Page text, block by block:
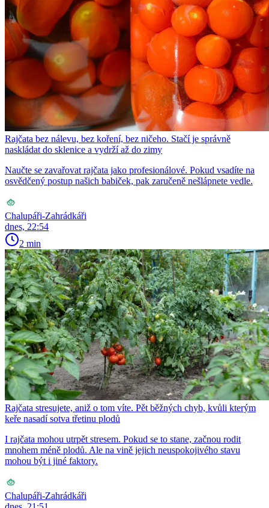
Rajčata bez nálevu, bez koření, bez ničeho. Stačí je správně
naskládat do sklenice a vydrží až do zimy
Naučte se zavařovat rajčata jako profesionálové. Pokud vsadíte na
osvědčený postup našich babiček, pak zaručeně nešlápnete vedle.
Chalupáři-Zahrádkáři
dnes, 22:54
2 min
Rajčata stresujete, aniž o tom víte. Pět běžných chyb, kvůli kterým
keře nasadí sotva třetinu plodů
I rajčata mohou utrpět stresem. Pokud se to stane, začnou rodit
mnohem méně plodů. Ale na vině jejich neuspokojivého stavu
mohou být i jiné faktory.
Chalupáři-Zahrádkáři